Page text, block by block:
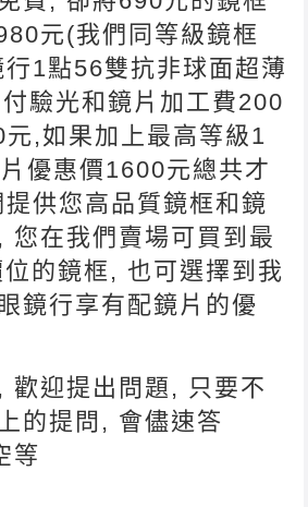
元(我們同等級鏡框
1點56雙抗非球面超薄
驗光和鏡片加工費200
,如果加上最高等級1
優惠價1600元總共才
供您高品質鏡框和鏡
您在我們賣場可買到最
的鏡框, 也可選擇到我
鏡行享有配鏡片的優
歡迎提出問題, 只要不
的提問, 會儘速答
等